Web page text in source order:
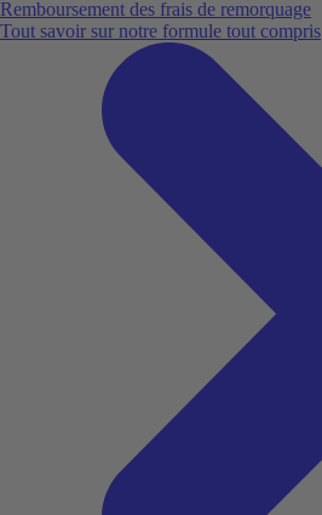
Remboursement des frais de remorquage
Tout savoir sur notre formule tout compris